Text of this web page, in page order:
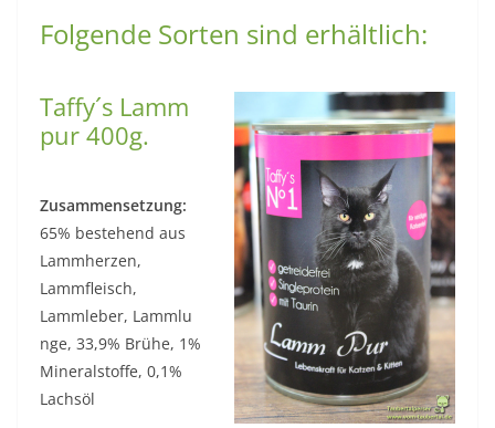
Folgende Sorten sind erhältlich:
Taffy´s Lamm
pur 400g.
Zusammensetzung:
65% bestehend aus
Lammherzen,
Lammfleisch,
Lammleber, Lammlu
nge, 33,9% Brühe, 1%
Mineralstoffe, 0,1%
Lachsöl